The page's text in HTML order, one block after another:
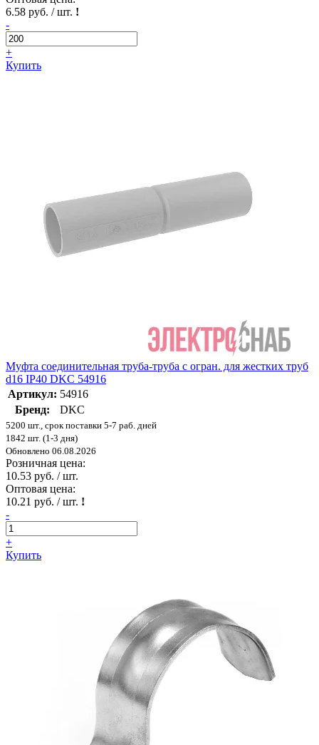
6.58 руб. / шт. !
-
+
Купить
Муфта соединительная труба-труба с огран. для жестких труб
d16 IP40 DKC 54916
Артикул: 54916
Бренд:
DKC
5200 шт., срок поставки 5-7 раб. дней
1842 шт. (1-3 дня)
Обновлено 06.08.2026
Розничная цена:
10.53 руб. / шт.
Оптовая цена:
10.21 руб. / шт. !
-
+
Купить